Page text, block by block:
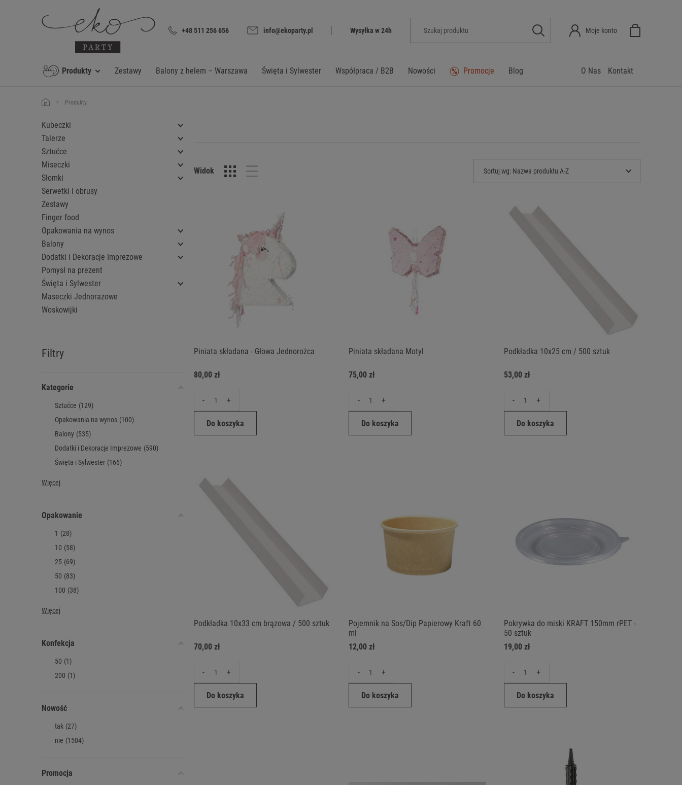
+48 511 256 656 info@ekoparty.pl Wysyłka w 24h Moje konto
Produkty Zestawy Balony z helem – Warszawa Święta i Sylwester Współpraca / B2B Nowości Promocje Blog Kontakt
O Nas
Produkty
Kubeczki
Talerze
Sztućce
Miseczki
Słomki
Serwetki i obrusy
Zestawy
Finger food
Opakowania na wynos
Balony
Dodatki i Dekoracje Imprezowe
Pomysł na prezent
Święta i Sylwester
Maseczki Jednorazowe
Woskowijki
Filtry
Kategorie
Sztućce (129)
Opakowania na wynos (100)
Balony (535)
Dodatki i Dekoracje Imprezowe (590)
Święta i Sylwester (166)
Więcej
Opakowanie
1 (28)
10 (58)
25 (69)
50 (83)
100 (38)
Więcej
Konfekcja
50 (1)
200 (1)
Nowość
tak (27)
nie (1504)
Promocja
Widok Sortuj wg: Nazwa produktu A-Z
Piniata składana - Głowa Jednorożca
80,00 zł
- +
Do koszyka
Piniata składana Motyl
75,00 zł
- +
Do koszyka
Podkładka 10x25 cm / 500 sztuk
53,00 zł
- +
Do koszyka
Podkładka 10x33 cm brązowa / 500 sztuk
70,00 zł
- +
Do koszyka
Pojemnik na Sos/Dip Papierowy Kraft 60
ml
12,00 zł
- +
Do koszyka
Pokrywka do miski KRAFT 150mm rPET -
50 sztuk
19,00 zł
- +
Do koszyka